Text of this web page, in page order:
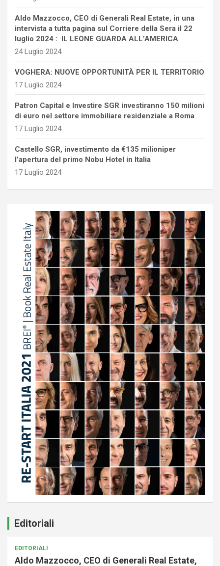
Aldo Mazzocco, CEO di Generali Real Estate, in una
intervista a tutta pagina sul Corriere della Sera il 22
luglio 2024 : IL LEONE GUARDA ALL’AMERICA
24 Luglio 2024
VOGHERA: NUOVE OPPORTUNITÀ PER IL TERRITORIO
17 Luglio 2024
Patron Capital e Investire SGR investiranno 150 milioni
di euro nel settore immobiliare residenziale a Roma
17 Luglio 2024
Castello SGR, investimento da €135 milioniper
l’apertura del primo Nobu Hotel in Italia
17 Luglio 2024
Editoriali
EDITORIALI
Aldo Mazzocco, CEO di Generali Real Estate,